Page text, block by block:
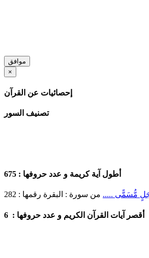
موافق
×
إحصائيات عن القرآن
تصنيف السور
أطول آية كريمة و عدد حروفها : 675
أَجَلٍ مُّسَمًّى ..... من سورة : البقرة رقمها : 282
أقصر آيات القرآن الكريم و عدد حروفها :